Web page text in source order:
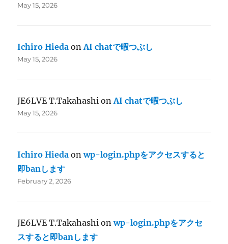
May 15, 2026
Ichiro Hieda onAI chatで暇つぶし
May 15, 2026
JE6LVE T.Takahashi onAI chatで暇つぶし
May 15, 2026
Ichiro Hieda onwp-login.phpをアクセスすると
即banします
February 2, 2026
JE6LVE T.Takahashi onwp-login.phpをアクセ
スすると即banします